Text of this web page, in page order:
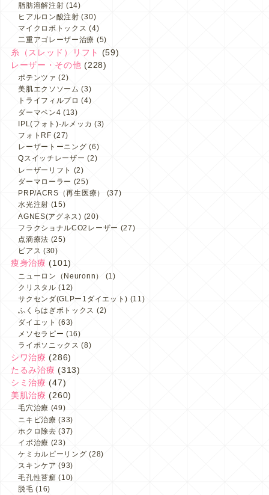
脂肪溶解注射 (14)
ヒアルロン酸注射 (30)
マイクロボトックス (4)
二重アゴレーザー治療 (5)
糸（スレッド）リフト
(59)
レーザー・その他 (228)
ポテンツァ (2)
美肌エクソソーム (3)
トライフィルプロ (4)
ダーマペン4 (13)
IPL(フォト)-ルメッカ (3)
フォトRF (27)
レーザートーニング (6)
Qスイッチレーザー (2)
レーザーリフト (2)
ダーマローラー (25)
PRP/ACRS（再生医療）
(37)
水光注射 (15)
AGNES(アグネス) (20)
フラクショナルCO2レーザー (27)
点滴療法 (25)
ピアス (30)
痩身治療 (101)
ニューロン（Neuronn）
(1)
クリスタル (12)
サクセンダ(GLPー1ダイエット) (11)
ふくらはぎボトックス (2)
ダイエット (63)
メソセラピー (16)
ライポソニックス (8)
シワ治療 (286)
たるみ治療 (313)
シミ治療 (47)
美肌治療 (260)
毛穴治療 (49)
ニキビ治療 (33)
ホクロ除去 (37)
イボ治療 (23)
ケミカルピーリング (28)
スキンケア (93)
毛孔性苔癬 (10)
脱毛 (16)